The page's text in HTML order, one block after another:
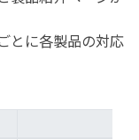
とに各製品の対応